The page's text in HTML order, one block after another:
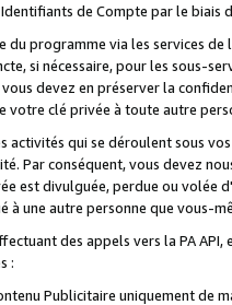
de Compte par le biais
programme via les services
si nécessaire, pour les sous-
devez en préserver la
votre clé privée à toute autre
activités qui se déroulent sous
Par conséquent, vous devez
est divulguée, perdue ou volée
une autre personne que vous-
des appels vers la PA
:
Publicitaire uniquement de